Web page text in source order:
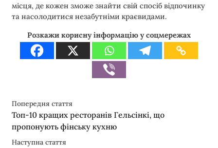
місця, де кожен зможе знайти свій спосіб відпочинку
та насолодитися незабутніми краєвидами.
Розкажи корисну інформацію у соцмережах
Попередня стаття
Топ-10 кращих ресторанів Гельсінкі, що
пропонують фінську кухню
Наступна стаття